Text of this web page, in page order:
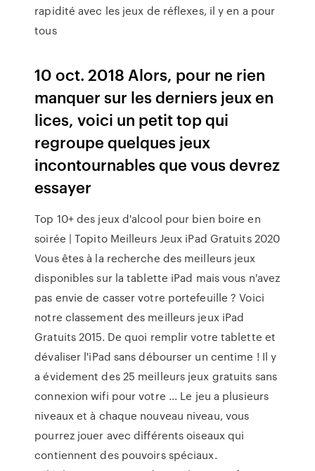
rapidité avec les jeux de réflexes, il y en a pour
tous
10 oct. 2018 Alors, pour ne rien
manquer sur les derniers jeux en
lices, voici un petit top qui
regroupe quelques jeux
incontournables que vous devrez
essayer
Top 10+ des jeux d'alcool pour bien boire en
soirée | Topito Meilleurs Jeux iPad Gratuits 2020
Vous êtes à la recherche des meilleurs jeux
disponibles sur la tablette iPad mais vous n'avez
pas envie de casser votre portefeuille ? Voici
notre classement des meilleurs jeux iPad
Gratuits 2015. De quoi remplir votre tablette et
dévaliser l'iPad sans débourser un centime ! Il y
a évidement des 25 meilleurs jeux gratuits sans
connexion wifi pour votre ... Le jeu a plusieurs
niveaux et à chaque nouveau niveau, vous
pourrez jouer avec différents oiseaux qui
contiennent des pouvoirs spéciaux.